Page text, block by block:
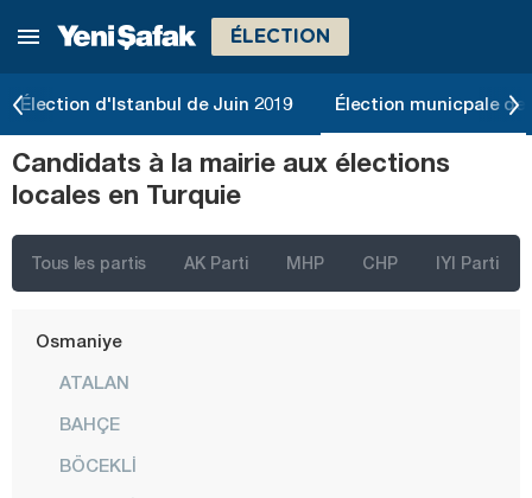
ÉLECTION
Élection d'Istanbul de Juin 2019 Élection municpale de
Candidats à la mairie aux élections
locales en Turquie
Tous les partis AK Parti MHP CHP IYI Parti
Mardin
Muş
Nevşehir
Ordu
Osmaniye
ATALAN
BAHÇE
BÖCEKLİ